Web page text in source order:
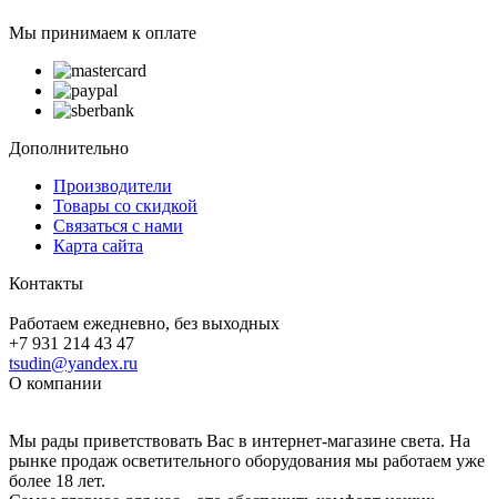
Мы принимаем к оплате
Дополнительно
Производители
Товары со скидкой
Связаться с нами
Карта сайта
Контакты
Работаем ежедневно, без выходных
+7 931 214 43 47
tsudin@yandex.ru
О компании
Мы рады приветствовать Вас в интернет-магазине света. На
рынке продаж осветительного оборудования мы работаем уже
более 18 лет.